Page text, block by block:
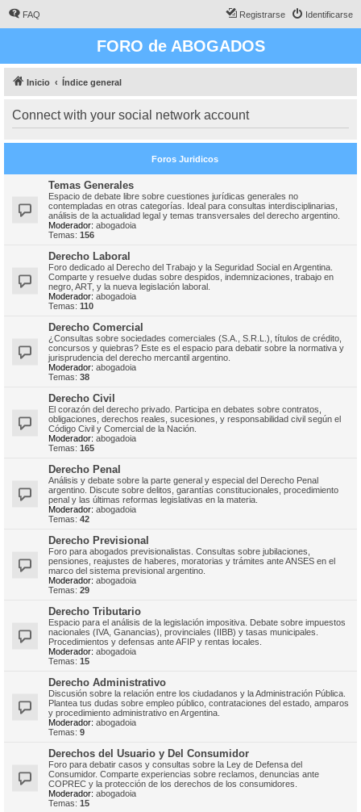
FAQ Identificarse
Registrarse
FORO de ABOGADOS
Inicio Índice general
Connect with your social network account
Foros Juridicos
Temas Generales
Espacio de debate libre sobre cuestiones jurídicas generales no
contempladas en otras categorías. Ideal para consultas interdisciplinarias,
análisis de la actualidad legal y temas transversales del derecho argentino.
Moderador: abogadoia
Temas: 156
Derecho Laboral
Foro dedicado al Derecho del Trabajo y la Seguridad Social en Argentina.
Comparte y resuelve dudas sobre despidos, indemnizaciones, trabajo en
negro, ART, y la nueva legislación laboral.
Moderador: abogadoia
Temas: 110
Derecho Comercial
¿Consultas sobre sociedades comerciales (S.A., S.R.L.), títulos de crédito,
concursos y quiebras? Este es el espacio para debatir sobre la normativa y
jurisprudencia del derecho mercantil argentino.
Moderador: abogadoia
Temas: 38
Derecho Civil
El corazón del derecho privado. Participa en debates sobre contratos,
obligaciones, derechos reales, sucesiones, y responsabilidad civil según el
Código Civil y Comercial de la Nación.
Moderador: abogadoia
Temas: 165
Derecho Penal
Análisis y debate sobre la parte general y especial del Derecho Penal
argentino. Discute sobre delitos, garantías constitucionales, procedimiento
penal y las últimas reformas legislativas en la materia.
Moderador: abogadoia
Temas: 42
Derecho Previsional
Foro para abogados previsionalistas. Consultas sobre jubilaciones,
pensiones, reajustes de haberes, moratorias y trámites ante ANSES en el
marco del sistema previsional argentino.
Moderador: abogadoia
Temas: 29
Derecho Tributario
Espacio para el análisis de la legislación impositiva. Debate sobre impuestos
nacionales (IVA, Ganancias), provinciales (IIBB) y tasas municipales.
Procedimientos y defensas ante AFIP y rentas locales.
Moderador: abogadoia
Temas: 15
Derecho Administrativo
Discusión sobre la relación entre los ciudadanos y la Administración Pública.
Plantea tus dudas sobre empleo público, contrataciones del estado, amparos
y procedimiento administrativo en Argentina.
Moderador: abogadoia
Temas: 9
Derechos del Usuario y Del Consumidor
Foro para debatir casos y consultas sobre la Ley de Defensa del
Consumidor. Comparte experiencias sobre reclamos, denuncias ante
COPREC y la protección de los derechos de los consumidores.
Moderador: abogadoia
Temas: 15